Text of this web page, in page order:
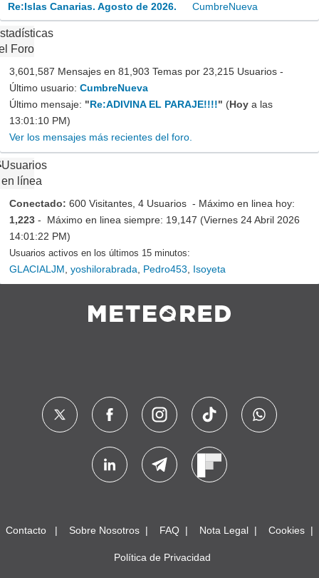
Re:Islas Canarias. Agosto de 2026. CumbreNueva
Foro
3,601,587 Mensajes en 81,903 Temas por 23,215 Usuarios -
Último usuario: CumbreNueva
Último mensaje: "Re:ADIVINA EL PARAJE!!!!" (Hoy a las
13:01:10 PM)
Ver los mensajes más recientes del foro.
Usuarios
en línea
Conectado: 600 Visitantes, 4 Usuarios - Máximo en linea hoy:
1,223 - Máximo en linea siempre: 19,147 (Viernes 24 Abril 2026
14:01:22 PM)
Usuarios activos en los últimos 15 minutos:
GLACIALJM yoshilorabrada Pedro453 Isoyeta
Contacto Sobre Nosotros FAQ Nota Legal Cookies
Política de Privacidad